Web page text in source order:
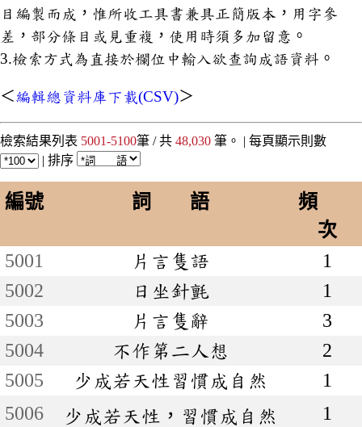
目編製而成，惟所收工具書兼具正簡版本，用字參
差，部分條目或見重複，使用時須多加留意。
3.檢索方式為直接於欄位中輸入欲查詢成語資料。
＜編輯總資料庫下載(CSV)＞
檢索結果列表 5001-5100筆 / 共 48,030 筆。 | 每頁顯示則數
| 排序
編號 詞 語
頻
次
5001
片言隻語
1
5002
日坐針氈
1
5003
片言隻辭
3
5004
不作第二人想
2
5005
少成若天性習慣成自然
1
5006
少成若天性，習慣成自然
1